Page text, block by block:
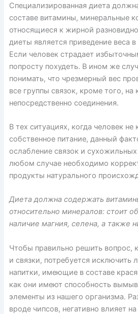
Специализированная диета
составе витамины, минеральные
относящиеся к жирной
диеты является приведение веса
Если человек страдает
попросту похудеть. В ином же
понимать, что чрезмерный вес
все группы связок, кроме того, на
непосредственно соединения.
В тех ситуациях, когда человек не
собственное питание, данный
ослабление связок и
любом случае необходимо
продукты натурального
Диета должна содержать
относительно минералов: стоит
наличие магния, селена, а также
Чтобы правильно решить вопрос,
и связки, потребуется исключить
напитки, имеющие в составе
как они имеют способность
элементы из нашего организма.
вроде чипсов, негативно влияет